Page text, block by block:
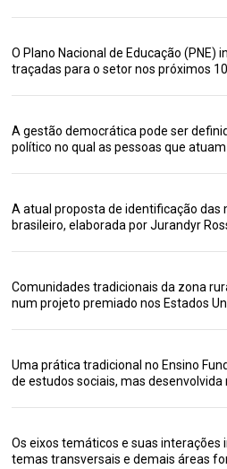
O Plano Nacional de Educação (PNE)
traçadas para o setor nos próximos
A gestão democrática pode ser
político no qual as pessoas que
A atual proposta de identificação das
brasileiro, elaborada por Jurandyr
Comunidades tradicionais da zona
num projeto premiado nos Estados
Uma prática tradicional no Ensino
de estudos sociais, mas desenvolvida
Os eixos temáticos e suas interações
temas transversais e demais áreas